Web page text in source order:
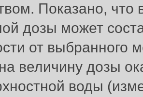
Показано, что
дозы может
от выбранного
величину дозы
воды